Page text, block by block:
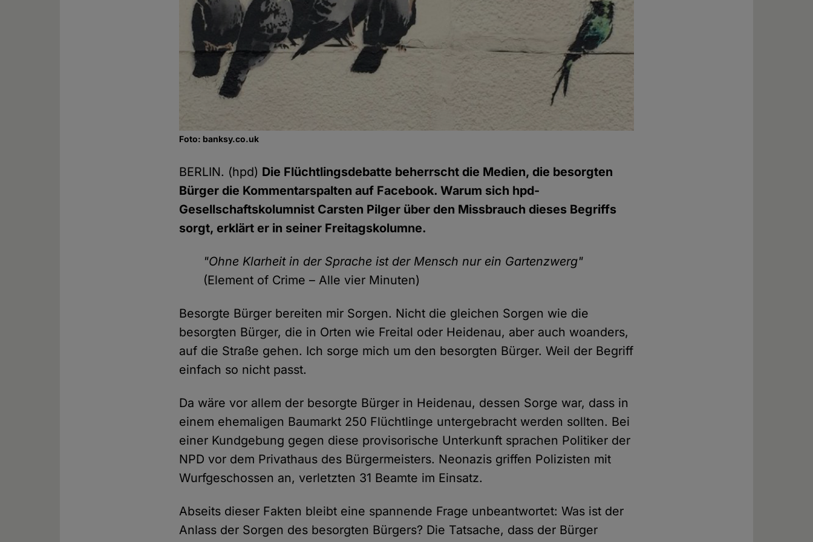
Foto: banksy.co.uk
BERLIN. (hpd) Die Flüchtlingsdebatte beherrscht die Medien, die besorgten
Bürger die Kommentarspalten auf Facebook. Warum sich hpd-
Gesellschaftskolumnist Carsten Pilger über den Missbrauch dieses Begriffs
sorgt, erklärt er in seiner Freitagskolumne.
"Ohne Klarheit in der Sprache ist der Mensch nur ein Gartenzwerg"
(Element of Crime – Alle vier Minuten)
Besorgte Bürger bereiten mir Sorgen. Nicht die gleichen Sorgen wie die
besorgten Bürger, die in Orten wie Freital oder Heidenau, aber auch woanders,
auf die Straße gehen. Ich sorge mich um den besorgten Bürger. Weil der Begriff
einfach so nicht passt.
Da wäre vor allem der besorgte Bürger in Heidenau, dessen Sorge war, dass in
einem ehemaligen Baumarkt 250 Flüchtlinge untergebracht werden sollten. Bei
einer Kundgebung gegen diese provisorische Unterkunft sprachen Politiker der
NPD vor dem Privathaus des Bürgermeisters. Neonazis griffen Polizisten mit
Wurfgeschossen an, verletzten 31 Beamte im Einsatz.
Abseits dieser Fakten bleibt eine spannende Frage unbeantwortet: Was ist der
Anlass der Sorgen des besorgten Bürgers? Die Tatsache, dass der Bürger